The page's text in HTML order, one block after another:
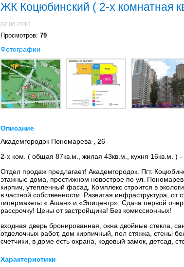
ЖК Коцюбинский ( 2-х комнатная
02.06.2010
Просмотров:79
Фотографии
Описание
Академгородок Пономарева , 26
2-х ком. ( общая 87кв.м., жилая 43кв.м., кухня 16кв.м. ) -
Отдел продаж предлагает! Академгородок. Пгт.
этажные дома, престижном новострое по ул.
кирпич, утепленный фасад. Комплекс строится в
в частной собственности. Развитая инфраструктура,
гипермакеты « Ашан» и «Эпицентр». Сдача первой
рассрочку! Цены от застройщика! Без комиссионных!
входная дверь бронированная, окна двойные стекла,
отделочных работ, дом кирпичный, пол стяжка, стены
счетчики, в доме есть охрана, кодовый замок, детсад,
Характеристики